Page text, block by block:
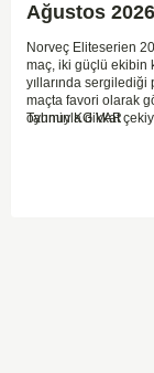
Ağustos 2026
Norveç Eliteserien
maç, iki güçlü ekibin
yıllarında
maçta favori olarak
oyunuyla dikkat
karşılaşmalara
sahasında etkili
gol bulmakta
Tahmin KG VAR